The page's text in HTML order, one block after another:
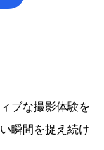
ブな撮影体験を
瞬間を捉え続け